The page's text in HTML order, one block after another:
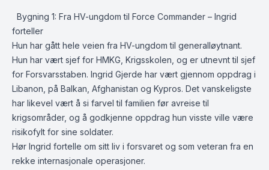
Bygning 1: Fra HV-ungdom til Force Commander – Ingrid
forteller
Hun har gått hele veien fra HV-ungdom til generalløytnant.
Hun har vært sjef for HMKG, Krigsskolen, og er utnevnt til sjef
for Forsvarsstaben. Ingrid Gjerde har vært gjennom oppdrag i
Libanon, på Balkan, Afghanistan og Kypros. Det vanskeligste
har likevel vært å si farvel til familien før avreise til
krigsområder, og å godkjenne oppdrag hun visste ville være
risikofylt for sine soldater.
Hør Ingrid fortelle om sitt liv i forsvaret og som veteran fra en
rekke internasjonale operasjoner.